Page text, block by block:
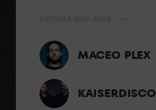
MACEO PLEX
KAISERDISCO